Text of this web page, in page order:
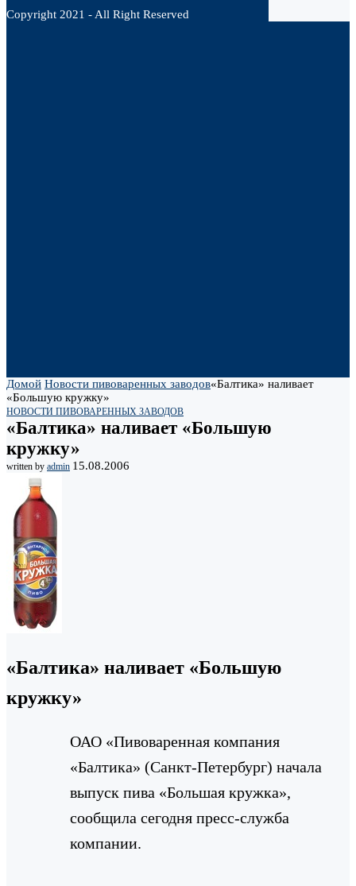
Copyright 2021 - All Right Reserved
Домой Новости пивоваренных заводов«Балтика» наливает
«Большую кружку»
НОВОСТИ ПИВОВАРЕННЫХ ЗАВОДОВ
«Балтика» наливает «Большую
кружку»
written by admin 15.08.2006
«Балтика» наливает «Большую
кружку»
ОАО «Пивоваренная компания
«Балтика» (Санкт-Петербург) начала
выпуск пива «Большая кружка»,
сообщила сегодня пресс-служба
компании.